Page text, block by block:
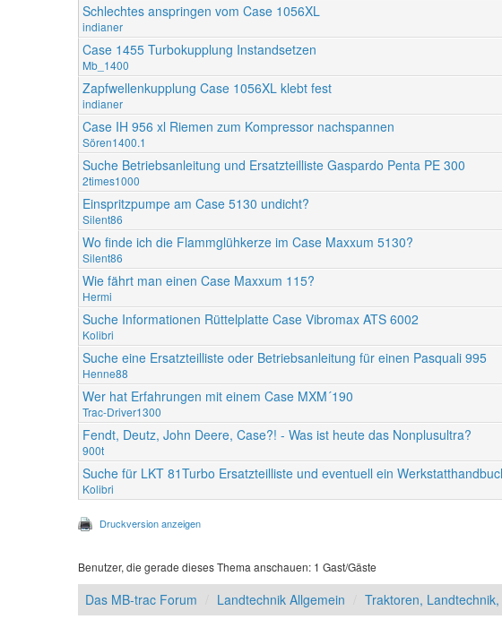
Schlechtes anspringen vom Case 1056XL
indianer
Case 1455 Turbokupplung Instandsetzen
Mb_1400
Zapfwellenkupplung Case 1056XL klebt fest
indianer
Case IH 956 xl Riemen zum Kompressor nachspannen
Sören1400.1
Suche Betriebsanleitung und Ersatzteilliste Gaspardo Penta PE 300
2times1000
Einspritzpumpe am Case 5130 undicht?
Silent86
Wo finde ich die Flammglühkerze im Case Maxxum 5130?
Silent86
Wie fährt man einen Case Maxxum 115?
Hermi
Suche Informationen Rüttelplatte Case Vibromax ATS 6002
Kolibri
Suche eine Ersatzteilliste oder Betriebsanleitung für einen Pasquali 995
Henne88
Wer hat Erfahrungen mit einem Case MXM´190
Trac-Driver1300
Fendt, Deutz, John Deere, Case?! - Was ist heute das Nonplusultra?
900t
Suche für LKT 81Turbo Ersatzteilliste und eventuell ein
Kolibri
Druckversion anzeigen
Benutzer, die gerade dieses Thema anschauen: 1 Gast/Gäste
Das MB-trac Forum Landtechnik Allgemein Traktoren,